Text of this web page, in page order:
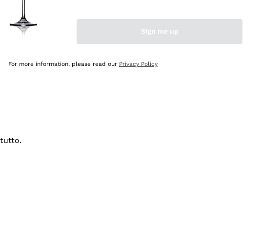
e lo consiglio! 👍
Sign me up
For more information, please read our Privacy Policy